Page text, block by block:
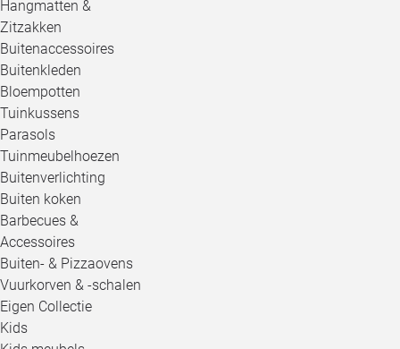
Hangmatten &
Zitzakken
Buitenaccessoires
Buitenkleden
Bloempotten
Tuinkussens
Parasols
Tuinmeubelhoezen
Buitenverlichting
Buiten koken
Barbecues &
Accessoires
Buiten- & Pizzaovens
Vuurkorven & -schalen
Eigen Collectie
Kids